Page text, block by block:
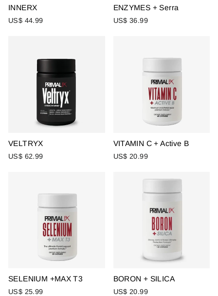
INNERX
US$ 44.99
ENZYMES + Serra
US$ 36.99
VELTRYX
US$ 62.99
VITAMIN C + Active B
US$ 20.99
SELENIUM +MAX T3
US$ 25.99
BORON + SILICA
US$ 20.99